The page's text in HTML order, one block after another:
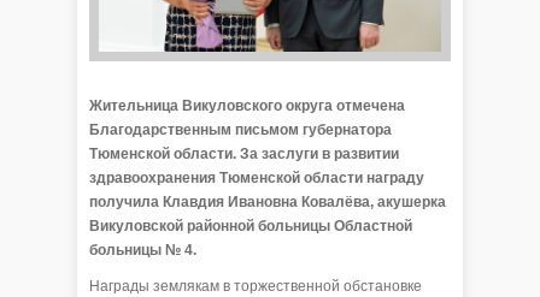
Жительница Викуловского округа отмечена
Благодарственным письмом губернатора
Тюменской области. За заслуги в развитии
здравоохранения Тюменской области награду
получила Клавдия Ивановна Ковалёва, акушерка
Викуловской районной больницы Областной
больницы № 4.
Награды землякам в торжественной обстановке